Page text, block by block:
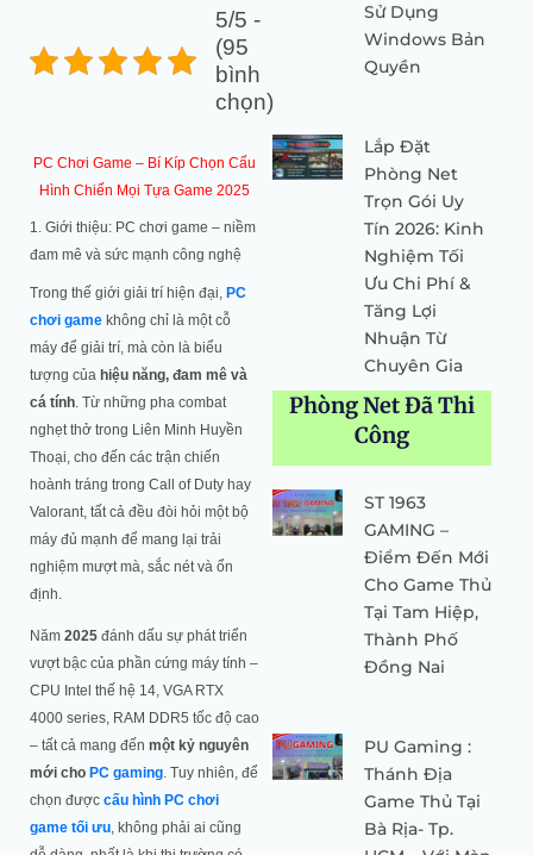
5/5 -
(95
bình
chọn)
PC Chơi Game – Bí Kíp Chọn Cấu
Hình Chiến Mọi Tựa Game 2025
1. Giới thiệu: PC chơi game – niềm
đam mê và sức mạnh công nghệ
Trong thế giới giải trí hiện đại, PC
chơi game không chỉ là một cỗ
máy để giải trí, mà còn là biểu
tượng của hiệu năng, đam mê và
cá tính . Từ những pha combat
nghẹt thở trong Liên Minh Huyền
Thoại, cho đến các trận chiến
hoành tráng trong Call of Duty hay
Valorant, tất cả đều đòi hỏi một bộ
máy đủ mạnh để mang lại trải
nghiệm mượt mà, sắc nét và ổn
định.
Năm 2025 đánh dấu sự phát triển
vượt bậc của phần cứng máy tính –
CPU Intel thế hệ 14, VGA RTX
4000 series, RAM DDR5 tốc độ cao
– tất cả mang đến một kỷ nguyên
mới cho PC gaming . Tuy nhiên, để
chọn được cấu hình PC chơi
game tối ưu , không phải ai cũng
Sử Dụng
Windows Bản
Quyền
Lắp Đặt
Phòng Net
Trọn Gói Uy
Tín 2026: Kinh
Nghiệm Tối
Ưu Chi Phí &
Tăng Lợi
Nhuận Từ
Chuyên Gia
Phòng Net Đã Thi
Công
ST 1963
GAMING –
Điểm Đến Mới
Cho Game Thủ
Tại Tam Hiệp,
Thành Phố
Đồng Nai
PU Gaming :
Thánh Địa
Game Thủ Tại
Bà Rịa- Tp.